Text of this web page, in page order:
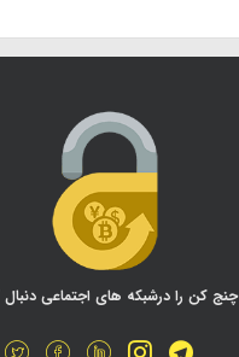
چنج کن را درشبکه های اجتماعی دنبال